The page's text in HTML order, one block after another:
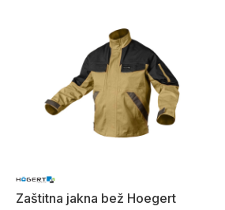
Zaštitna jakna bež Hoegert